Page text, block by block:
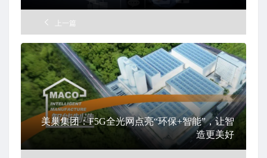
上一篇
美巢集团：F5G全光网点亮“环保+智能”，让智
造更美好